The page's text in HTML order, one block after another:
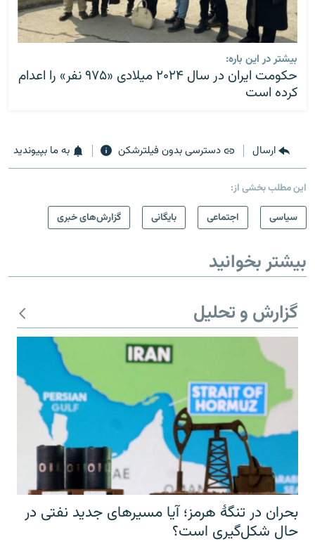
بیشتر در این باره:
حکومت ایران در سال ۲۰۲۴ میلادی «۹۷۵ نفر» را اعدام
کرده است
ارسال دسترسی بدون فیلترشکن به ما بپیوندید
این مطلب بخشی از:
سیاسی
اجتماعی بایگانی گزارش‌های خبری
بیشتر بخوانید
گزارش و تحلیل
بحران در تنگهٔ هرمز؛ آیا مسیرهای جدید نفتی در
حال شکل‌گیری است؟